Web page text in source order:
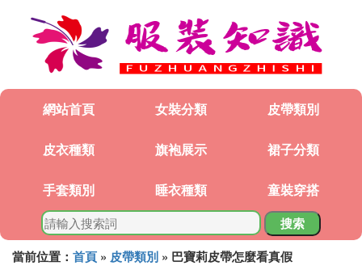
網站首頁 女裝分類 皮帶類別
皮衣種類 旗袍展示 裙子分類
手套類別 睡衣種類 童裝穿搭
搜索
當前位置： 首頁 » 皮帶類別 » 巴寶莉皮帶怎麼看真假